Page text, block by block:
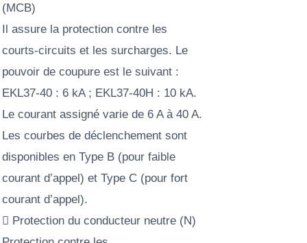
(MCB)
Il assure la protection contre les
courts-circuits et les surcharges. Le
pouvoir de coupure est le suivant :
EKL37-40 : 6 kA ; EKL37-40H : 10 kA.
Le courant assigné varie de 6 A à 40 A.
Les courbes de déclenchement sont
disponibles en Type B (pour faible
courant d’appel) et Type C (pour fort
courant d’appel).
 Protection du conducteur neutre (N)